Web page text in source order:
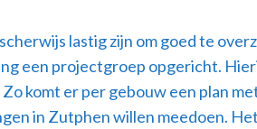
lastig zijn om goed te
een projectgroep opgericht.
komt er per gebouw een plan
in Zutphen willen meedoen.